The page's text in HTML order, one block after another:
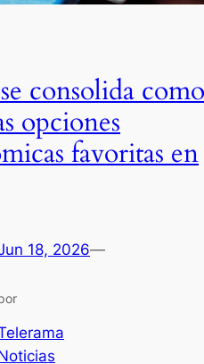
consolida como
opciones
favoritas en
18, 2026—